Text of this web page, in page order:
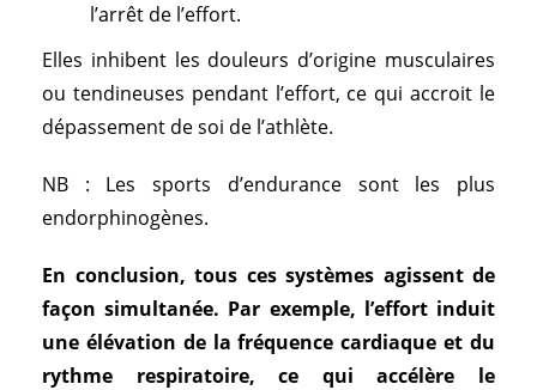
l’arrêt de l’effort.
Elles inhibent les douleurs d’origine musculaires
ou tendineuses pendant l’effort, ce qui accroit le
dépassement de soi de l’athlète.
NB : Les sports d’endurance sont les plus
endorphinogènes.
En conclusion, tous ces systèmes agissent de
façon simultanée. Par exemple, l’effort induit
une élévation de la fréquence cardiaque et du
rythme respiratoire, ce qui accélère le